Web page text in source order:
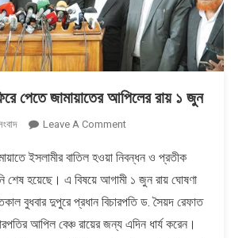
পেতে জামায়াতের আপিলের রায় ১ জুন
Leave A CommentOn
ও
প্রতীক
ফিরে
ইসলামীর বাতিল হওয়া নিবন্ধন ও প্রতীক
শেষ হয়েছে। এ বিষয়ে আগামী ১ জুন রায় ঘোষণা
বুধবার দুপুরে প্রধান বিচারপতি ড. সৈয়দ রেফাত
আপিল বেঞ্চ রায়ের জন্য এদিন ধার্য করেন।